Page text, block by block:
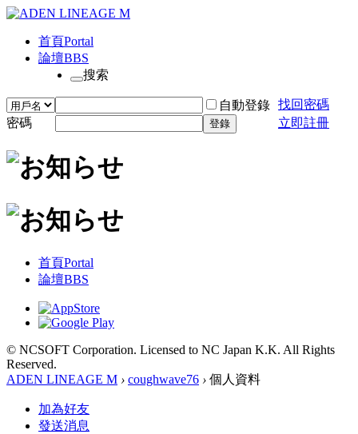
首頁Portal
論壇BBS
搜索
自動登錄 找回密碼
密碼
登錄 立即註冊
首頁Portal
論壇BBS
© NCSOFT Corporation. Licensed to NC Japan K.K. All Rights
Reserved.
ADEN LINEAGE M › coughwave76 › 個人資料
加為好友
發送消息